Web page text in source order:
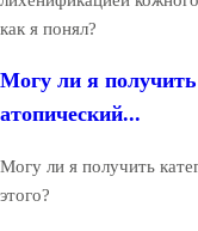
как я понял?
Могу ли я
атопический...
Могу ли я получить
этого?